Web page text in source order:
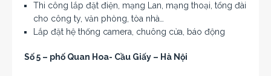
Thi công lắp đặt điện, mạng Lan, mạng thoại, tổng đài
cho công ty, văn phòng, tòa nhà…
Lắp đặt hệ thống camera, chuông cửa, báo động
Số 5 – phố Quan Hoa- Cầu Giấy – Hà Nội